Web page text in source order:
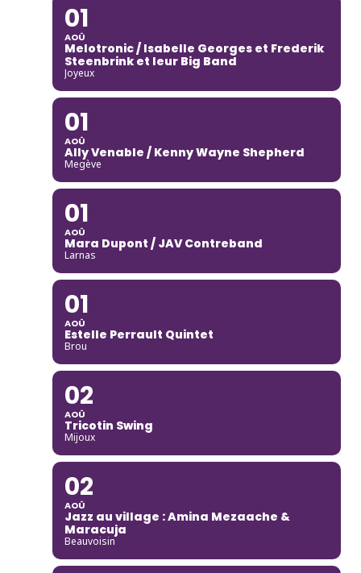
01
AOÛ
Melotronic / Isabelle Georges et Frederik
Steenbrink et leur Big Band
Joyeux
01
AOÛ
Ally Venable / Kenny Wayne Shepherd
Megève
01
AOÛ
Mara Dupont / JAV Contreband
Larnas
01
AOÛ
Estelle Perrault Quintet
Brou
02
AOÛ
Tricotin Swing
Mijoux
02
AOÛ
Jazz au village : Amina Mezaache &
Maracuja
Beauvoisin